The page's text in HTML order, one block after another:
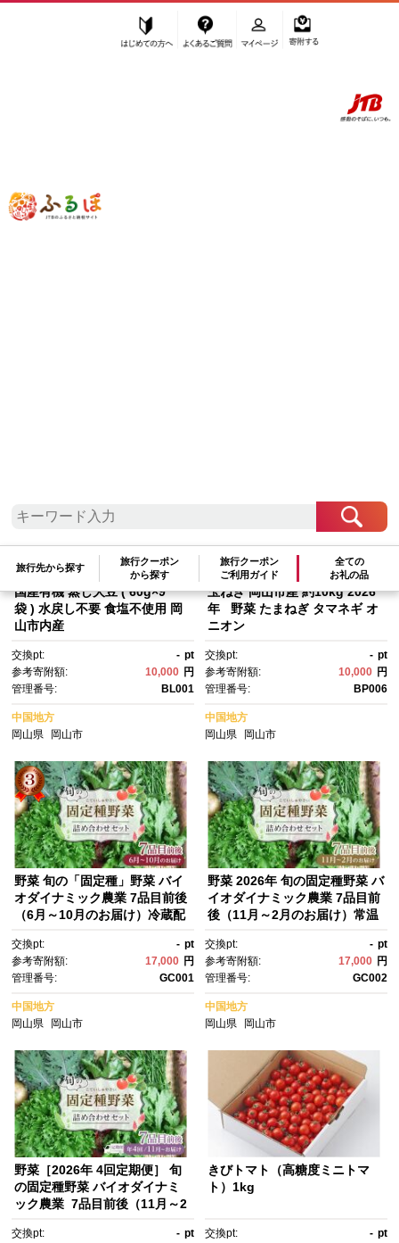
ふるぽ JTBのふるさと納税サイト
旅行先から探す
旅行クーポン
から探す
旅行クーポン
ご利用ガイド
全ての
お礼の品
”野菜類” 岡山県
国産有機 蒸し大豆 ( 60g×9
袋 ) 水戻し不要 食塩不使用 岡
山市内産
交換pt: - pt
参考寄附額:
10,000 円
管理番号:
BL001
中国地方
岡山県
岡山市
玉ねぎ 岡山市産 約10kg 2026
年 野菜 たまねぎ タマネギ オ
ニオン
交換pt: - pt
参考寄附額:
10,000 円
管理番号:
BP006
中国地方
岡山県
岡山市
野菜 旬の「固定種」野菜 バイ
オダイナミック農業 7品目前後
（6月～10月のお届け）冷蔵配
交換pt: - pt
参考寄附額:
17,000 円
管理番号:
GC001
中国地方
岡山県
岡山市
野菜 2026年 旬の固定種野菜 バ
イオダイナミック農業 7品目前
後（11月～2月のお届け）常温
交換pt: - pt
参考寄附額:
17,000 円
管理番号:
GC002
中国地方
岡山県
岡山市
野菜［2026年 4回定期便］ 旬
の固定種野菜 バイオダイナミ
ック農業 7品目前後（11月～2
交換pt: - pt
きびトマト（高糖度ミニトマ
ト）1kg
交換pt: - pt